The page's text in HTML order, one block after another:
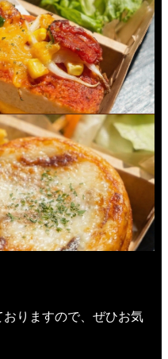
りますので、ぜひお気